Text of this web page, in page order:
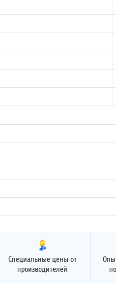
Специальные цены от
производителей